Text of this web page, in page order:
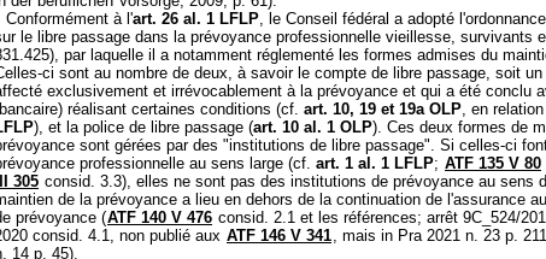
Conformément à l'art. 26 al. 1 LFLP, le Conseil fédéral a adopté
le libre passage dans la prévoyance professionnelle vieillesse, survivants
par laquelle il a notamment réglementé les formes admises du
ci sont au nombre de deux, à savoir le compte de libre passage, soit
exclusivement et irrévocablement à la prévoyance et qui a été conclu
réalisant certaines conditions (cf. art. 10, 19 et 19a OLP, en
), et la police de libre passage (art. 10 al. 1 OLP). Ces deux formes de
sont gérées par des "institutions de libre passage". Si celles-ci
professionnelle au sens large (cf. art. 1 al. 1 LFLP; ATF 135 V 80
III 305 consid. 3.3), elles ne sont pas des institutions de prévoyance au sens
de la prévoyance a lieu en dehors de la continuation de l'assurance
prévoyance (ATF 140 V 476 consid. 2.1 et les références; arrêt 9C_524/
consid. 4.1, non publié aux ATF 146 V 341, mais in Pra 2021 n. 23 p.
14 p. 45).